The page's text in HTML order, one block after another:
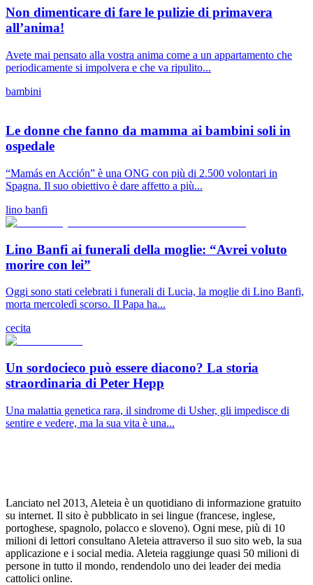
Non dimenticare di fare le pulizie di primavera
all’anima!
Avete mai pensato alla vostra anima come a un appartamento che
periodicamente si impolvera e che va ripulito...
bambini
Le donne che fanno da mamma ai bambini soli in
ospedale
“Mamás en Acción” è una ONG con più di 2.500 volontari in
Spagna. Il suo obiettivo è dare affetto a più...
lino banfi
Lino Banfi ai funerali della moglie: “Avrei voluto
morire con lei”
Oggi sono stati celebrati i funerali di Lucia, la moglie di Lino Banfi,
morta mercoledì scorso. Il Papa ha...
cecita
Un sordocieco può essere diacono? La storia
straordinaria di Peter Hepp
Una malattia genetica rara, il sindrome di Usher, gli impedisce di
sentire e vedere, ma la sua vita è una...
Lanciato nel 2013, Aleteia è un quotidiano di informazione gratuito
su internet. Il sito è pubblicato in sei lingue (francese, inglese,
portoghese, spagnolo, polacco e sloveno). Ogni mese, più di 10
milioni di lettori consultano Aleteia attraverso il suo sito web, la sua
applicazione e i social media. Aleteia raggiunge quasi 50 milioni di
persone in tutto il mondo, rendendolo uno dei leader dei media
cattolici online.